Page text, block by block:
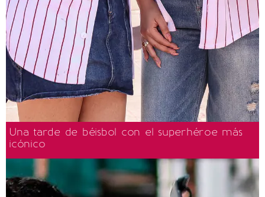
Una tarde de béisbol con el superhéroe más
icónico